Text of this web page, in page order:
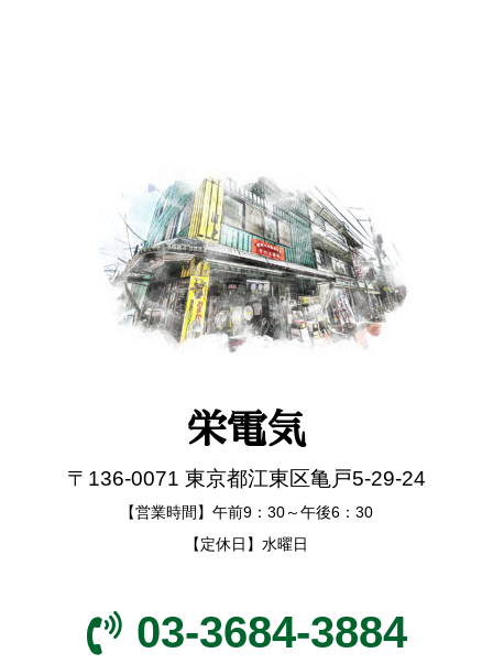
栄電気
〒136-0071 東京都江東区亀戸5-29-24
【営業時間】午前9：30～午後6：30
【定休日】水曜日
03-3684-3884